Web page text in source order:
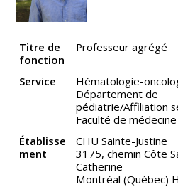
Titre de
fonction
Professeur agrégé
Service
Hématologie-
Département de
pédiatrie/Affiliation
Faculté de médecine
Établisse
ment
CHU Sainte-Justine
3175, chemin Côte
Catherine
Montréal (Québec)